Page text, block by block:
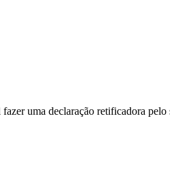
uma declaração retificadora